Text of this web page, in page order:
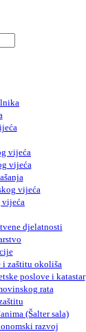
vijeća
vijeća
vijeća
vijeća
djelatnosti
i zaštitu okoliša
poslove i katastar
rata
(Šalter sala)
razvoj